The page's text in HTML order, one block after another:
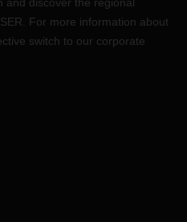
For more information about
switch to our corporate